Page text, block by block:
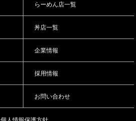
らーめん店一覧
丼店一覧
企業情報
採用情報
お問い合わせ